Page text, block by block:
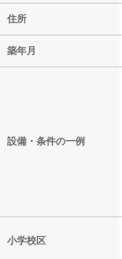
住所
築年月
設備・条件の一例
小学校区